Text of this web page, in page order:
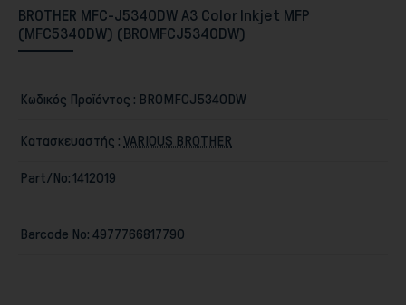
Παιχνίδια
BROTHER MFC-J5340DW A3 Color Inkjet MFP
(MFC5340DW) (BROMFCJ5340DW)
Κωδικός Προϊόντος : BROMFCJ5340DW
Κατασκευαστής : VARIOUS BROTHER
Part/No:1412019
Barcode No: 4977766817790